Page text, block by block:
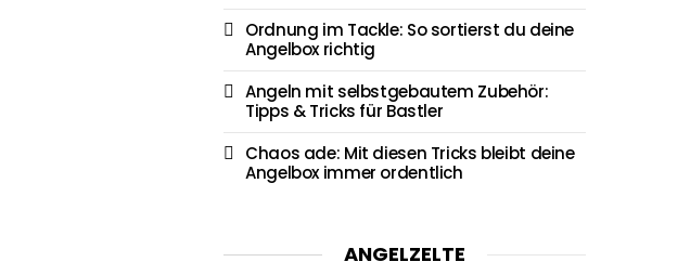
Ordnung im Tackle: So sortierst du deine
Angelbox richtig
Angeln mit selbstgebautem Zubehör:
Tipps & Tricks für Bastler
Chaos ade: Mit diesen Tricks bleibt deine
Angelbox immer ordentlich
ANGELZELTE